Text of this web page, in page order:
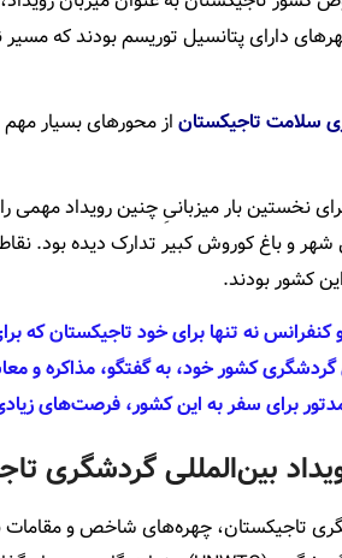
دارای پتانسیل توریسم بودند که مسیر
سلامت تاجیکستان از محورهای بسیار
نخستین بار میزبانیِ چنین رویداد
و باغ کوروش کبیر تدارک دیده بود.
کشور بودند.
و کنفرانس نه تنها برای خود تاجیکستان
کشور خود، به گفتگو، مذاکره و
برای سفر به این کشور، فرصت‌های
بین‌المللیگردشگری
تاجیکستان، چهره‌های شاخص و مقامات